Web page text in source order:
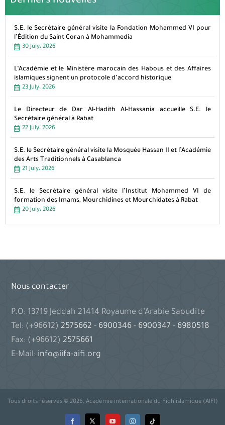
S.E. le Secrétaire général visite la Fondation Mohammed VI pour
l’Édition du Saint Coran à Mohammedia
30 July، 2026
L’Académie et le Ministère marocain des Habous et des Affaires
islamiques signent un protocole d’accord historique
23 July، 2026
Le Directeur de Dar Al-Hadith Al-Hassania accueille S.E. le
Secrétaire général à Rabat
22 July، 2026
S.E. le Secrétaire général visite la Mosquée Hassan II et l’Académie
des Arts Traditionnels à Casablanca
21 July، 2026
S.E. le Secrétaire général visite l’Institut Mohammed VI de
formation des Imams, Mourchidines et Mourchidates à Rabat
20 July، 2026
Nous contacter
P.O: 13719 Jeddah 21414 Royaume d’Arabie Saoudite
Tel: (+96612) 2575662- 6900346- 6900347- 6980518
Fax: (+96612) 2575661
E-Mail: info@iifa-aifi.org
Tous droits réservés © 2026, Académie internationale du Fiqh islamique (AIFI)